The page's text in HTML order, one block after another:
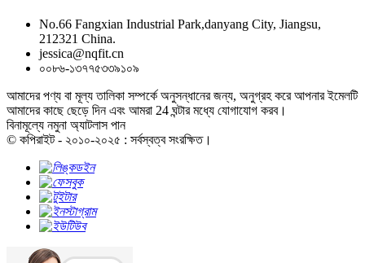
No.66 Fangxian Industrial Park,danyang City, Jiangsu,
212321 China.
jessica@nqfit.cn
০০৮৬-১৩৭৭৫৩৩৯১০৯
আমাদের পণ্য বা মূল্য তালিকা সম্পর্কে অনুসন্ধানের জন্য, অনুগ্রহ করে আপনার ইমেলটি
আমাদের কাছে ছেড়ে দিন এবং আমরা 24 ঘন্টার মধ্যে যোগাযোগ করব।
বিনামূল্যে নমুনা অ্যাটলাস পান
© কপিরাইট - ২০১০-২০২৫ : সর্বস্বত্ব সংরক্ষিত।